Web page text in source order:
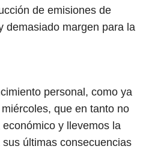
de emisiones de
demasiado margen para la
personal, como ya
que en tanto no
y llevemos la
últimas consecuencias